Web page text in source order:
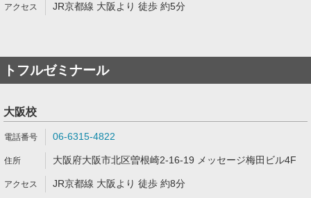
JR京都線 大阪より 徒歩 約5分
トフルゼミナール
大阪校
06-6315-4822
大阪府大阪市北区曽根崎2-16-19 メッセージ梅田ビル4F
JR京都線 大阪より 徒歩 約8分